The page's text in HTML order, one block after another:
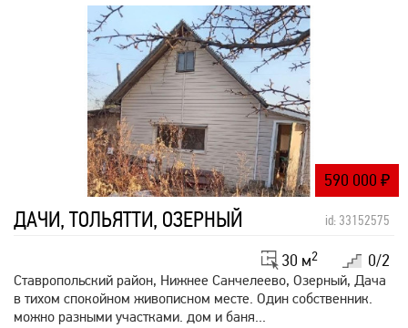
590 000 ₽
ДАЧИ, ТОЛЬЯТТИ, ОЗЕРНЫЙ id: 33152575
0/2
30 м2
Ставропольский район, Нижнее Санчелеево, Озерный, Дача
в тихом спокойном живописном месте. Один собственник.
можно разными участками. дом и баня...